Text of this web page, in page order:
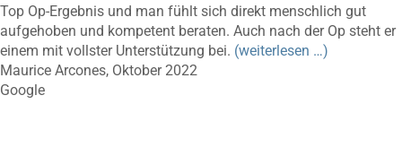
Top Op-Ergebnis und man fühlt sich direkt menschlich gut
aufgehoben und kompetent beraten. Auch nach der Op steht er
einem mit vollster Unterstützung bei. (weiterlesen …)
Maurice Arcones, Oktober 2022
Google